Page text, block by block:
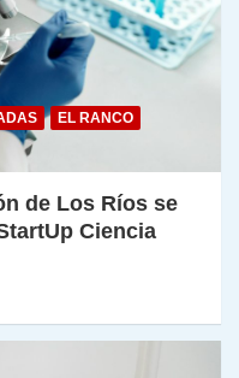
EL RANCO
de Los Ríos se
Ciencia